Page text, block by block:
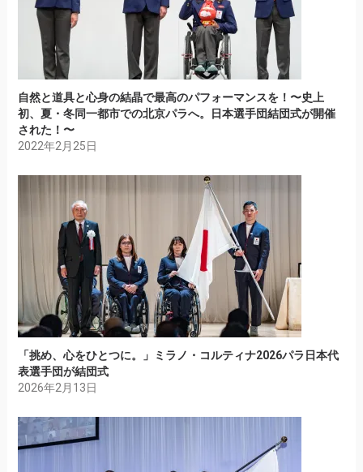
自然と道具と心身の結晶で最高のパフォーマンスを！〜史上
初、夏・冬同一都市での北京パラへ。日本選手団結団式が開催
された！〜
2022年2月25日
「挑め、心をひとつに。」ミラノ・コルティナ2026パラ日本代
表選手団が結団式
2026年2月13日